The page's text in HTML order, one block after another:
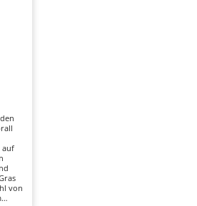
- Starthilfegeräte
s
oder
auf
von